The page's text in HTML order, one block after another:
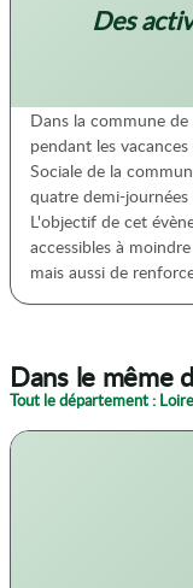
Des
Dans la commune
pendant les
Sociale de la
quatre demi-journées
L'objectif de cet
accessibles à
mais aussi de
Dans le même
Tout le département :